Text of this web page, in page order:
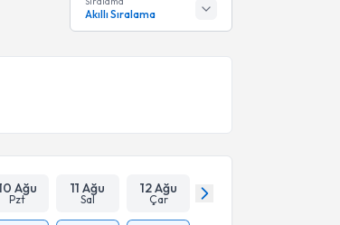
Akıllı Sıralama
Ağu
Pzt
11 Ağu
Sal
12 Ağu
Çar